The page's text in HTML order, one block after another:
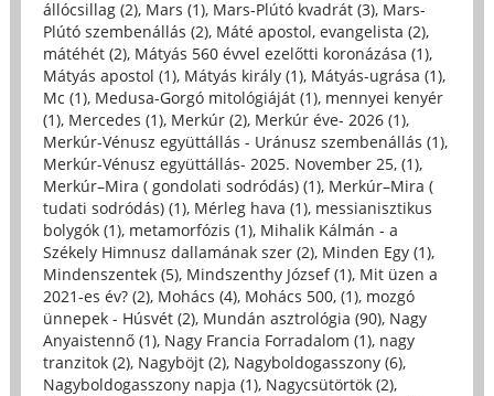
állócsillag (2), Mars (1), Mars-Plútó kvadrát (3), Mars-
Plútó szembenállás (2), Máté apostol, evangelista (2),
mátéhét (2), Mátyás 560 évvel ezelőtti koronázása (1),
Mátyás apostol (1), Mátyás király (1), Mátyás-ugrása (1),
Mc (1), Medusa-Gorgó mitológiáját (1), mennyei kenyér
(1), Mercedes (1), Merkúr (2), Merkúr éve- 2026 (1),
Merkúr-Vénusz együttállás - Uránusz szembenállás (1),
Merkúr-Vénusz együttállás- 2025. November 25, (1),
Merkúr–Mira ( gondolati sodródás) (1), Merkúr–Mira (
tudati sodródás) (1), Mérleg hava (1), messianisztikus
bolygók (1), metamorfózis (1), Mihalik Kálmán - a
Székely Himnusz dallamának szer (2), Minden Egy (1),
Mindenszentek (5), Mindszenthy József (1), Mit üzen a
2021-es év? (2), Mohács (4), Mohács 500, (1), mozgó
ünnepek - Húsvét (2), Mundán asztrológia (90), Nagy
Anyaistennő (1), Nagy Francia Forradalom (1), nagy
tranzitok (2), Nagyböjt (2), Nagyboldogasszony (6),
Nagyboldogasszony napja (1), Nagycsütörtök (2),